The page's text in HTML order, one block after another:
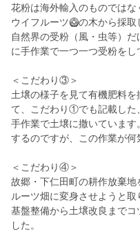
花粉は海外輸入のものでは
ウイフルーツ🥝の木から採取
自然界の受粉（風・虫等）
に手作業で一つ一つ受粉をし
＜こだわり③＞
土壌の様子を見て有機肥料
て、こだわり①でも記載した
手作業で土壌に撒いていま
するのですが、この作業が
＜こだわり④＞
故郷・下仁田町の耕作放棄
ルーツ畑に変身させようと取
基盤整備から土壌改良まで
した。